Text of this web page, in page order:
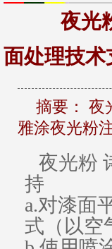
夜光
面处理技术
摘要：
夜
雅涂夜光粉
夜光粉
持
a.对漆面
式（以空